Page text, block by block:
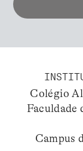
Colégio
Faculdade
Campus